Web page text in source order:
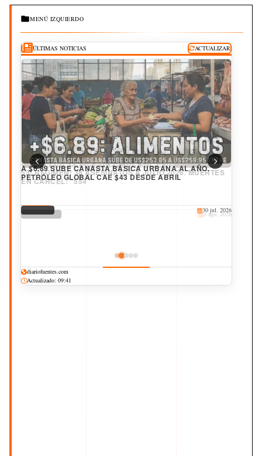
MENÚ IZQUIERDO
ÚLTIMAS NOTICIAS ACTUALIZAR
CORRUPCIÓN 3 ago. 2026
A $6.89 SUBE CANASTA BÁSICA URBANA AL AÑO.
PETRÓLEO GLOBAL CAE $43 DESDE ABRIL
DERECHOS
30 jul. 2026
CULTURA
25 jul. 2026
JUDICIAL 20 jul. 2026
DEPORTES 19 jul. 2026
diariofuentes.com
Actualizado: 09:41